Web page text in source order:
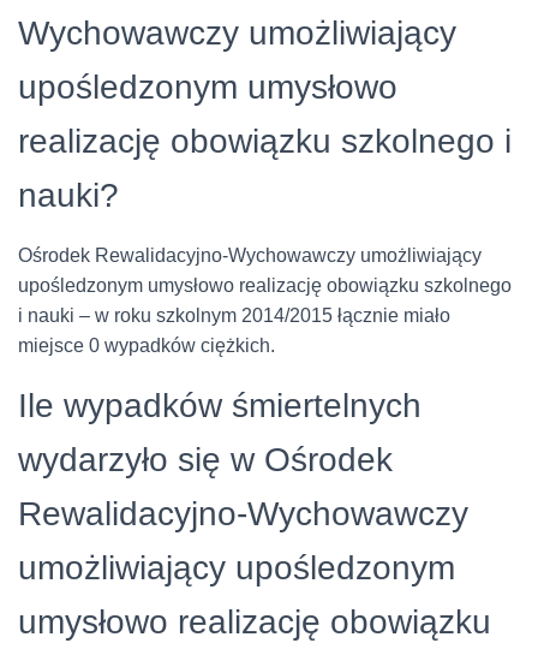
Wychowawczy umożliwiający
upośledzonym umysłowo
realizację obowiązku szkolnego i
nauki?
Ośrodek Rewalidacyjno-Wychowawczy umożliwiający
upośledzonym umysłowo realizację obowiązku szkolnego
i nauki – w roku szkolnym 2014/2015 łącznie miało
miejsce 0 wypadków ciężkich.
Ile wypadków śmiertelnych
wydarzyło się w Ośrodek
Rewalidacyjno-Wychowawczy
umożliwiający upośledzonym
umysłowo realizację obowiązku